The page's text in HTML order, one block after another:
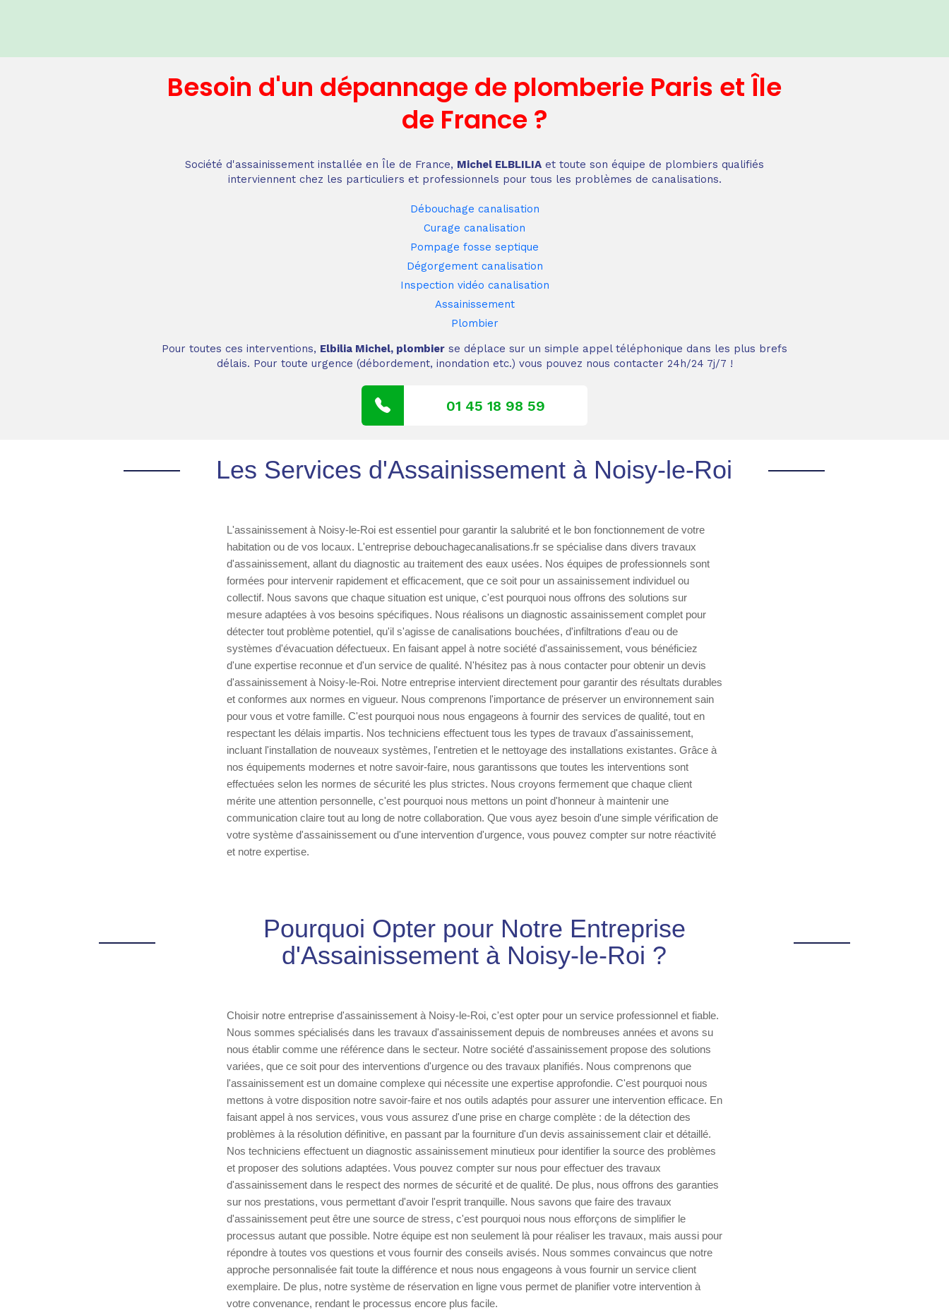
Besoin d'un dépannagede plomberie Paris et Île
de France?
Société d'assainissement installée en Île de France, Michel ELBLILIA et toute son équipe de plombiers qualifiés
interviennent chez les particuliers et professionnels pour tous les problèmes de canalisations.
Débouchage canalisation
Curage canalisation
Pompage fosse septique
Dégorgement canalisation
Inspection vidéo canalisation
Assainissement
Plombier
Pour toutes ces interventions, Elbilia Michel, plombier se déplace sur un simple appel téléphonique dans les plus brefs
délais. Pour toute urgence (débordement, inondation etc.) vous pouvez nous contacter 24h/24 7j/7 !
01 45 18 98 59
Les Services d'Assainissement à Noisy-le-Roi
L'assainissement à Noisy-le-Roi est essentiel pour garantir la salubrité et le bon fonctionnement de votre
habitation ou de vos locaux. L'entreprise debouchagecanalisations.fr se spécialise dans divers travaux
d'assainissement, allant du diagnostic au traitement des eaux usées. Nos équipes de professionnels sont
formées pour intervenir rapidement et efficacement, que ce soit pour un assainissement individuel ou
collectif. Nous savons que chaque situation est unique, c'est pourquoi nous offrons des solutions sur
mesure adaptées à vos besoins spécifiques. Nous réalisons un diagnostic assainissement complet pour
détecter tout problème potentiel, qu'il s'agisse de canalisations bouchées, d'infiltrations d'eau ou de
systèmes d'évacuation défectueux. En faisant appel à notre société d'assainissement, vous bénéficiez
d'une expertise reconnue et d'un service de qualité. N'hésitez pas à nous contacter pour obtenir un devis
d'assainissement à Noisy-le-Roi. Notre entreprise intervient directement pour garantir des résultats durables
et conformes aux normes en vigueur. Nous comprenons l'importance de préserver un environnement sain
pour vous et votre famille. C'est pourquoi nous nous engageons à fournir des services de qualité, tout en
respectant les délais impartis. Nos techniciens effectuent tous les types de travaux d'assainissement,
incluant l'installation de nouveaux systèmes, l'entretien et le nettoyage des installations existantes. Grâce à
nos équipements modernes et notre savoir-faire, nous garantissons que toutes les interventions sont
effectuées selon les normes de sécurité les plus strictes. Nous croyons fermement que chaque client
mérite une attention personnelle, c'est pourquoi nous mettons un point d'honneur à maintenir une
communication claire tout au long de notre collaboration. Que vous ayez besoin d'une simple vérification de
votre système d'assainissement ou d'une intervention d'urgence, vous pouvez compter sur notre réactivité
et notre expertise.
Pourquoi Opter pour Notre Entreprise
d'Assainissement à Noisy-le-Roi ?
Choisir notre entreprise d'assainissement à Noisy-le-Roi, c'est opter pour un service professionnel et fiable.
Nous sommes spécialisés dans les travaux d'assainissement depuis de nombreuses années et avons su
nous établir comme une référence dans le secteur. Notre société d'assainissement propose des solutions
variées, que ce soit pour des interventions d'urgence ou des travaux planifiés. Nous comprenons que
l'assainissement est un domaine complexe qui nécessite une expertise approfondie. C'est pourquoi nous
mettons à votre disposition notre savoir-faire et nos outils adaptés pour assurer une intervention efficace. En
faisant appel à nos services, vous vous assurez d'une prise en charge complète : de la détection des
problèmes à la résolution définitive, en passant par la fourniture d'un devis assainissement clair et détaillé.
Nos techniciens effectuent un diagnostic assainissement minutieux pour identifier la source des problèmes
et proposer des solutions adaptées. Vous pouvez compter sur nous pour effectuer des travaux
d'assainissement dans le respect des normes de sécurité et de qualité. De plus, nous offrons des garanties
sur nos prestations, vous permettant d'avoir l'esprit tranquille. Nous savons que faire des travaux
d'assainissement peut être une source de stress, c'est pourquoi nous nous efforçons de simplifier le
processus autant que possible. Notre équipe est non seulement là pour réaliser les travaux, mais aussi pour
répondre à toutes vos questions et vous fournir des conseils avisés. Nous sommes convaincus que notre
approche personnalisée fait toute la différence et nous nous engageons à vous fournir un service client
exemplaire. De plus, notre système de réservation en ligne vous permet de planifier votre intervention à
votre convenance, rendant le processus encore plus facile.